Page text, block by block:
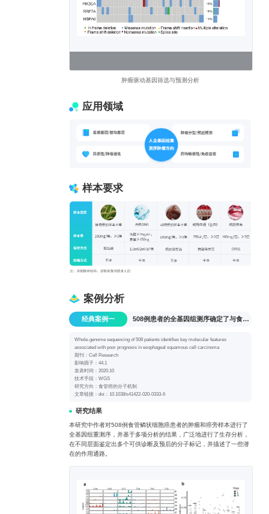
肿瘤驱动基因筛选与预测分析
应用领域
样本要求
案例分析
经典案例一 508例患者的全基因组测序确定了与食管鳞状细胞癌预后不良相关的关键分子特征
Whole-genome sequencing of 508 patients identifies key molecular features
associated with poor prognosis in esophageal squamous cell carcinoma
期刊：Cell Research
影响因子：44.1
发表时间：2020.10
技术手段：WGS
研究方向：食管癌的分子机制
文章链接：doi：10.1038/s41422-020-0333-6
研究结果
本研究中作者对508例食管鳞状细胞癌患者的肿瘤和癌旁样本进行了
全基因组重测序，并基于多项分析的结果，广泛地进行了生存分析，
在不同层面鉴定出多个可供诊断及预后的分子标记，并描述了一些潜
在的作用通路。